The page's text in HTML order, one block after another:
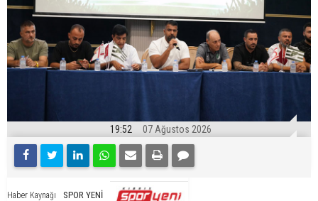
19:52 07 Ağustos 2026
Haber Kaynağı SPOR YENİ